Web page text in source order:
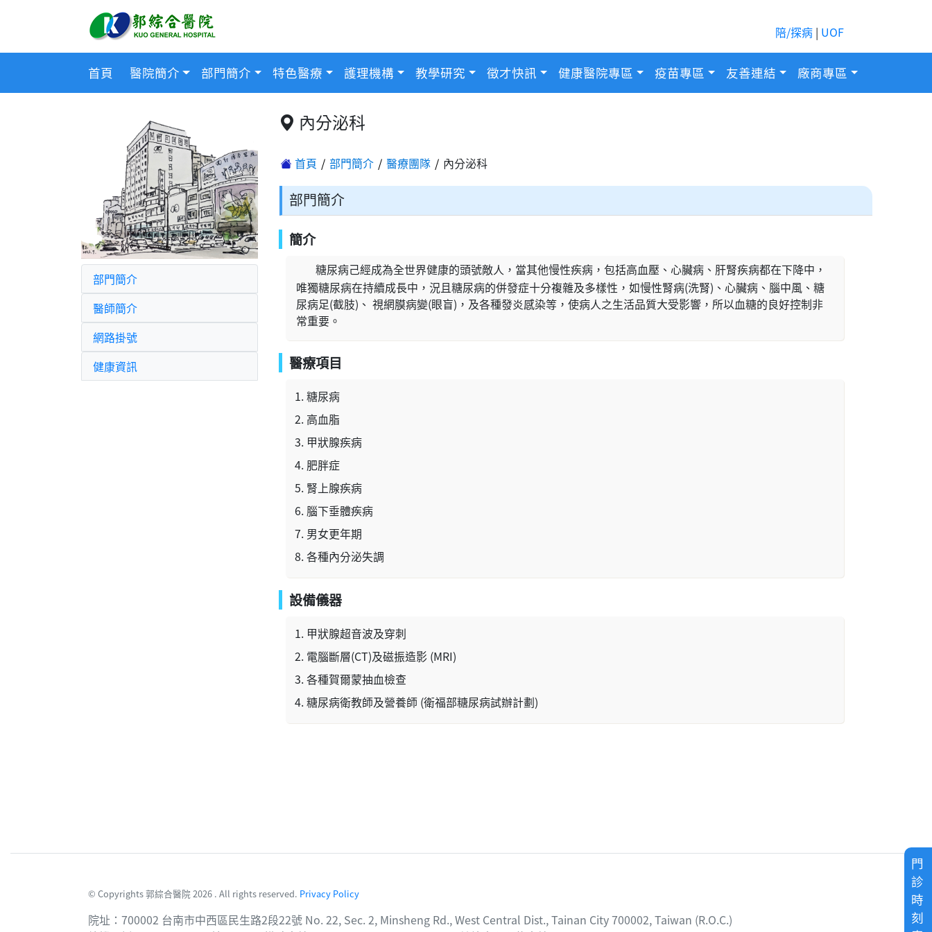
陪/探病 | UOF
首頁 醫院簡介 部門簡介 特色醫療 護理機構 教學研究 徵才快訊 健康醫院專區 疫苗專區 友善連結 廠商專區
部門簡介
醫師簡介
網路掛號
健康資訊
內分泌科
首頁 部門簡介 醫療團隊 內分泌科
部門簡介
簡介
糖尿病己經成為全世界健康的頭號敵人，當其他慢性疾病，包括高血壓、心臟病、肝腎疾病都在下降中，
唯獨糖尿病在持續成長中，況且糖尿病的併發症十分複雜及多樣性，如慢性腎病(洗腎)、心臟病、腦中風、糖
尿病足(截肢)、 視網膜病變(眼盲)，及各種發炎感染等，使病人之生活品質大受影響，所以血糖的良好控制非
常重要。
醫療項目
糖尿病
高血脂
甲狀腺疾病
肥胖症
腎上腺疾病
腦下垂體疾病
男女更年期
各種內分泌失調
設備儀器
甲狀腺超音波及穿刺
電腦斷層(CT)及磁振造影 (MRI)
各種賀爾蒙抽血檢查
糖尿病衛教師及營養師 (衛福部糖尿病試辦計劃)
© Copyrights 郭綜合醫院 2026 . All rights reserved. Privacy Policy
院址：700002 台南市中西區民生路2段22號 No. 22, Sec. 2, Minsheng Rd., West Central Dist., Tainan City 700002, Taiwan (R.O.C.)
門
診
時
刻